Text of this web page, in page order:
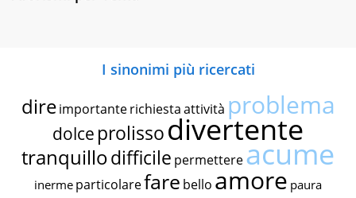
I sinonimi più ricercati
dire importante richiestaattività problema
dolce prolissodivertente
tranquillodifficile permettereacume
inerme particolarefare bello amore paura